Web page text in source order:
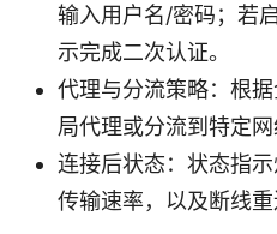
输入用户名/密码；若
示完成二次认证。
代理与分流策略：根
局代理或分流到特定网
连接后状态：状态指
传输速率，以及断线重